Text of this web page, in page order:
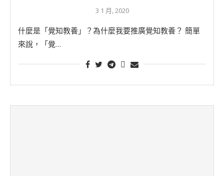
3 1 月, 2020
什麼是「覺知教養」？為什麼我要推廣覺知教養？ 簡單
來說，「覺…